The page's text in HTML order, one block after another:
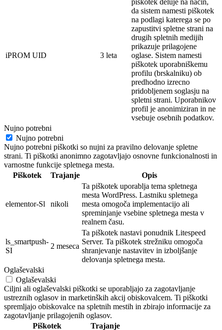
iPROM UID 3 leta
da sistem namesti piškotek
na podlagi katerega se po
zapustitvi spletne strani na
drugih spletnih medijih
prikazuje prilagojene
oglase. Sistem namesti
piškotek uporabniškemu
profilu (brskalniku) ob
predhodno izrecno
pridobljenem soglasju na
spletni strani. Uporabnikov
profil je anonimiziran in ne
vsebuje osebnih podatkov.
Nujno potrebni
Nujno potrebni
Nujno potrebni piškotki so nujni za pravilno delovanje spletne
strani. Ti piškotki anonimno zagotavljajo osnovne funkcionalnosti in
varnostne funkcije spletnega mesta.
Piškotek
Trajanje Opis
elementor-Sl nikoli
Ta piškotek uporablja tema spletnega
mesta WordPress. Lastniku spletnega
mesta omogoča implementacijo ali
spreminjanje vsebine spletnega mesta v
realnem času.
ls_smartpush-
SI
2 meseca
Ta piškotek nastavi ponudnik Litespeed
Server. Ta piškotek strežniku omogoča
shranjevanje nastavitev in izboljšanje
delovanja spletnega mesta.
Oglaševalski
Oglaševalski
Ciljni ali oglaševalski piškotki se uporabljajo za zagotavljanje
ustreznih oglasov in marketinških akcij obiskovalcem. Ti piškotki
spremljajo obiskovalce na spletnih mestih in zbirajo informacije za
zagotavljanje prilagojenih oglasov.
Piškotek
Trajanje